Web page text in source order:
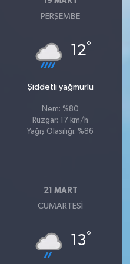
PERŞEMBE
12°
Şiddetli yağmurlu
Nem: %80
Rüzgar: 17 km/h
Yağış Olasılığı: %86
21 MART
CUMARTESI
13°